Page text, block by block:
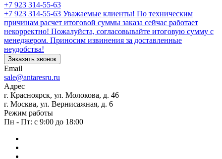
+7 923 314-55-63
+7 923 314-55-63 Уважаемые клиенты! По техническим
причинам расчет итоговой суммы заказа сейчас работает
некорректно! Пожалуйста, согласовывайте итоговую сумму с
менеджером. Приносим извинения за доставленные
неудобства!
Заказать звонок
Email
sale@antaresru.ru
Адрес
г. Красноярск, ул. Молокова, д. 46
г. Москва, ул. Вернисажная, д. 6
Режим работы
Пн - Пт: с 9:00 до 18:00